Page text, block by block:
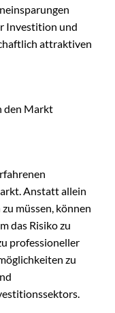
Investition und
attraktiven
den Markt
Anstatt allein
müssen, können
das Risiko zu
professioneller
zu